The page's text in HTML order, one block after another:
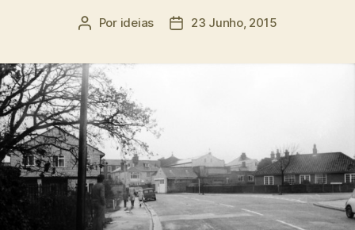
Autor
Por ideias
Data23 Junho, 2015